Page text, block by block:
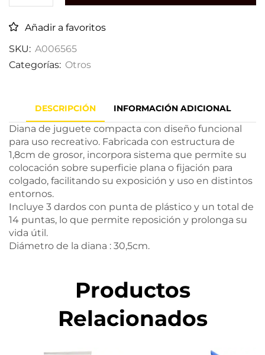
Añadir a favoritos
SKU: A006565
Categorías: Otros
DESCRIPCIÓN INFORMACIÓN ADICIONAL
Diana de juguete compacta con diseño funcional
para uso recreativo. Fabricada con estructura de
1,8cm de grosor, incorpora sistema que permite su
colocación sobre superficie plana o fijación para
colgado, facilitando su exposición y uso en distintos
entornos.
Incluye 3 dardos con punta de plástico y un total de
14 puntas, lo que permite reposición y prolonga su
vida útil.
Diámetro de la diana : 30,5cm.
Productos
Relacionados